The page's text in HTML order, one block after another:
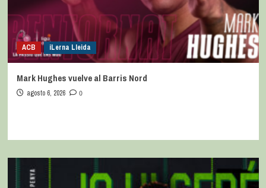
ACB iLerna Lleida
Mark Hughes vuelve al Barris Nord
agosto 6, 2026 0